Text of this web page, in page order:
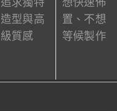
造型與高
級質感
置、不想
等候製作